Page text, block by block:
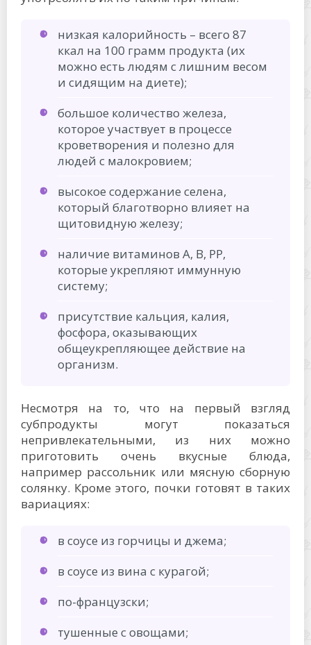
низкая калорийность – всего 87
ккал на 100 грамм продукта (их
можно есть людям с лишним весом
и сидящим на диете);
большое количество железа,
которое участвует в процессе
кроветворения и полезно для
людей с малокровием;
высокое содержание селена,
который благотворно влияет на
щитовидную железу;
наличие витаминов А, В, РР,
которые укрепляют иммунную
систему;
присутствие кальция, калия,
фосфора, оказывающих
общеукрепляющее действие на
организм.
Несмотря на то, что на первый взгляд
субпродукты могут показаться
непривлекательными, из них можно
приготовить очень вкусные блюда,
например рассольник или мясную сборную
солянку. Кроме этого, почки готовят в таких
вариациях:
в соусе из горчицы и джема;
в соусе из вина с курагой;
по-французски;
тушенные с овощами;